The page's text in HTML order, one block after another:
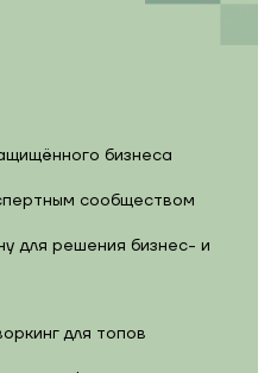
бизнеса
сообществом
для решения бизнес- и
для топов